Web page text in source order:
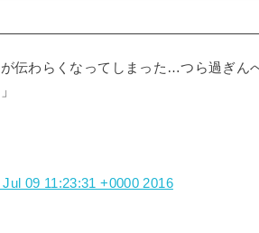
伝わらくなってしまった…つら過ぎん
Jul 09 11:23:31 +0000 2016